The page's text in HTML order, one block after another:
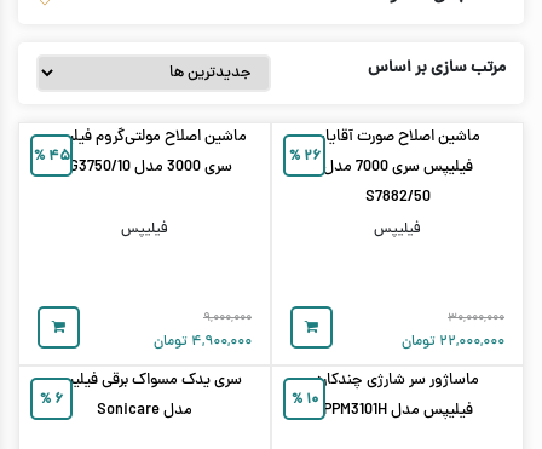
مرتب سازی بر اساس
۲۶ %
ماشین اصلاح صورت آقایان
فیلیپس سری 7000 مدل
S7882/50
فیلیپس
۳۰,۰۰۰,۰۰۰
۲۲,۰۰۰,۰۰۰ تومان
۴۵ %
ماشین اصلاح مولتی‌گروم فیلیپس
سری 3000 مدل MG3750/10
فیلیپس
۹,۰۰۰,۰۰۰
۴,۹۰۰,۰۰۰ تومان
۱۰ %
ماساژور سر شارژی چندکاره
فیلیپس مدل PPM3101H
۶ %
سری یدک مسواک برقی فیلیپس
مدل Sonicare